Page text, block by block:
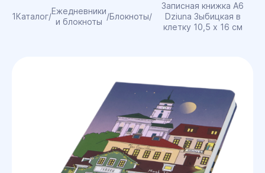
1Каталог/
Ежедневники
и блокноты
/Блокноты/
Записная книжка A6
Dziuna Зыбицкая в
клетку 10,5 x 16 см